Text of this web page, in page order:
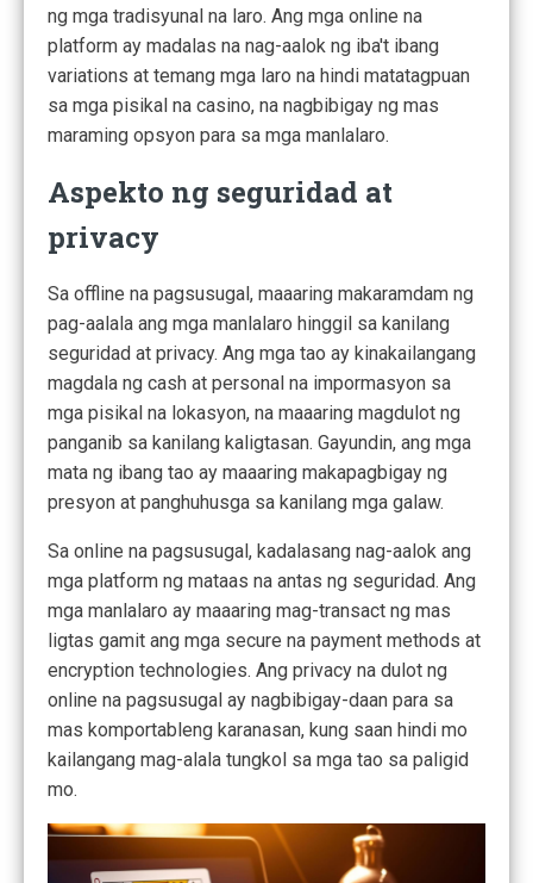
ng mga tradisyunal na laro. Ang mga online na
platform ay madalas na nag-aalok ng iba't ibang
variations at temang mga laro na hindi matatagpuan
sa mga pisikal na casino, na nagbibigay ng mas
maraming opsyon para sa mga manlalaro.
Aspekto ng seguridad at
privacy
Sa offline na pagsusugal, maaaring makaramdam ng
pag-aalala ang mga manlalaro hinggil sa kanilang
seguridad at privacy. Ang mga tao ay kinakailangang
magdala ng cash at personal na impormasyon sa
mga pisikal na lokasyon, na maaaring magdulot ng
panganib sa kanilang kaligtasan. Gayundin, ang mga
mata ng ibang tao ay maaaring makapagbigay ng
presyon at panghuhusga sa kanilang mga galaw.
Sa online na pagsusugal, kadalasang nag-aalok ang
mga platform ng mataas na antas ng seguridad. Ang
mga manlalaro ay maaaring mag-transact ng mas
ligtas gamit ang mga secure na payment methods at
encryption technologies. Ang privacy na dulot ng
online na pagsusugal ay nagbibigay-daan para sa
mas komportableng karanasan, kung saan hindi mo
kailangang mag-alala tungkol sa mga tao sa paligid
mo.